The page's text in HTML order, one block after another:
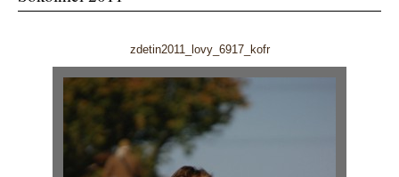
zdetin2011_lovy_6917_kofr